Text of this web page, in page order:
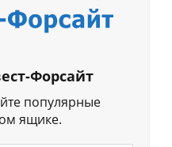
Форсайт
популярные
ящике.